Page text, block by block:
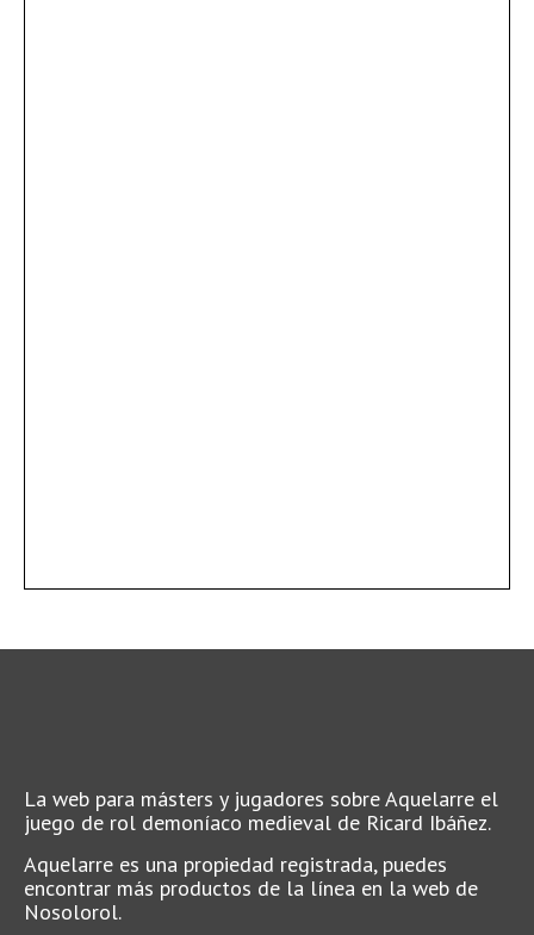
La web para másters y jugadores sobre Aquelarre el
juego de rol demoníaco medieval de Ricard Ibáñez.
Aquelarre es una propiedad registrada, puedes
encontrar más productos de la línea en la web de
Nosolorol.